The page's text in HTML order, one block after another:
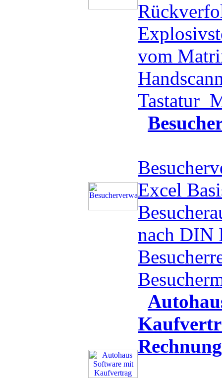
vom
Tastatur
Excel
nach DIN